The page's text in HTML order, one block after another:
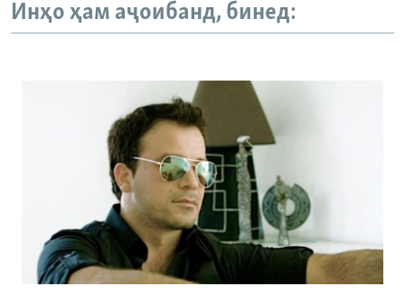
Инҳо ҳам аҷоибанд, бинед: